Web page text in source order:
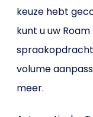
keuze hebt
kunt u uw
volume
meer.